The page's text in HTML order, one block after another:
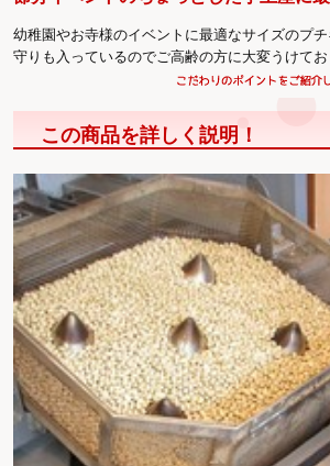
幼稚園やお寺様のイベントに最適なサイズのプ
守りも入っているのでご高齢の方に大変うけてお
この商品を詳しく説明！